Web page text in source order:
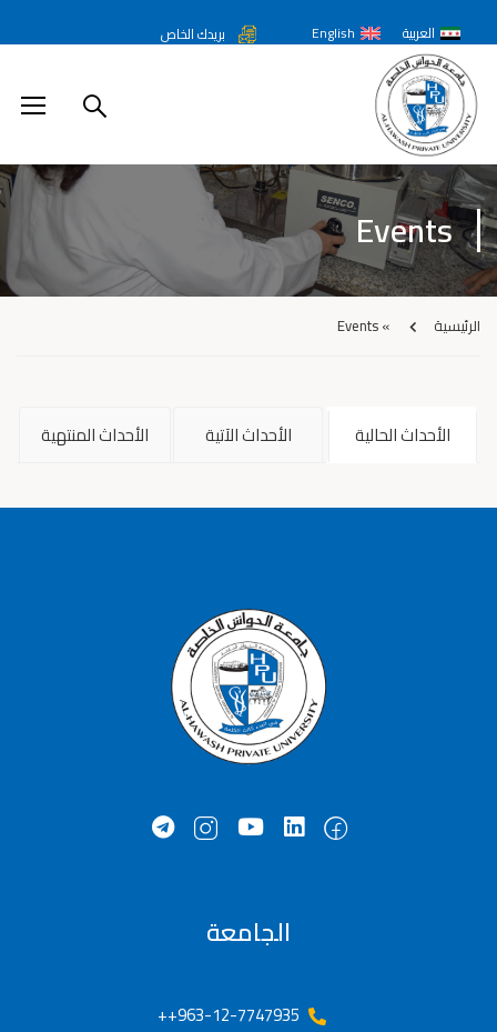
العربية English بريدك الخاص
Events
الرئيسية »
Events
الأحداث الحالية الأحداث الآتية الأحداث المنتهية
الجامعة
963-12-7747935++